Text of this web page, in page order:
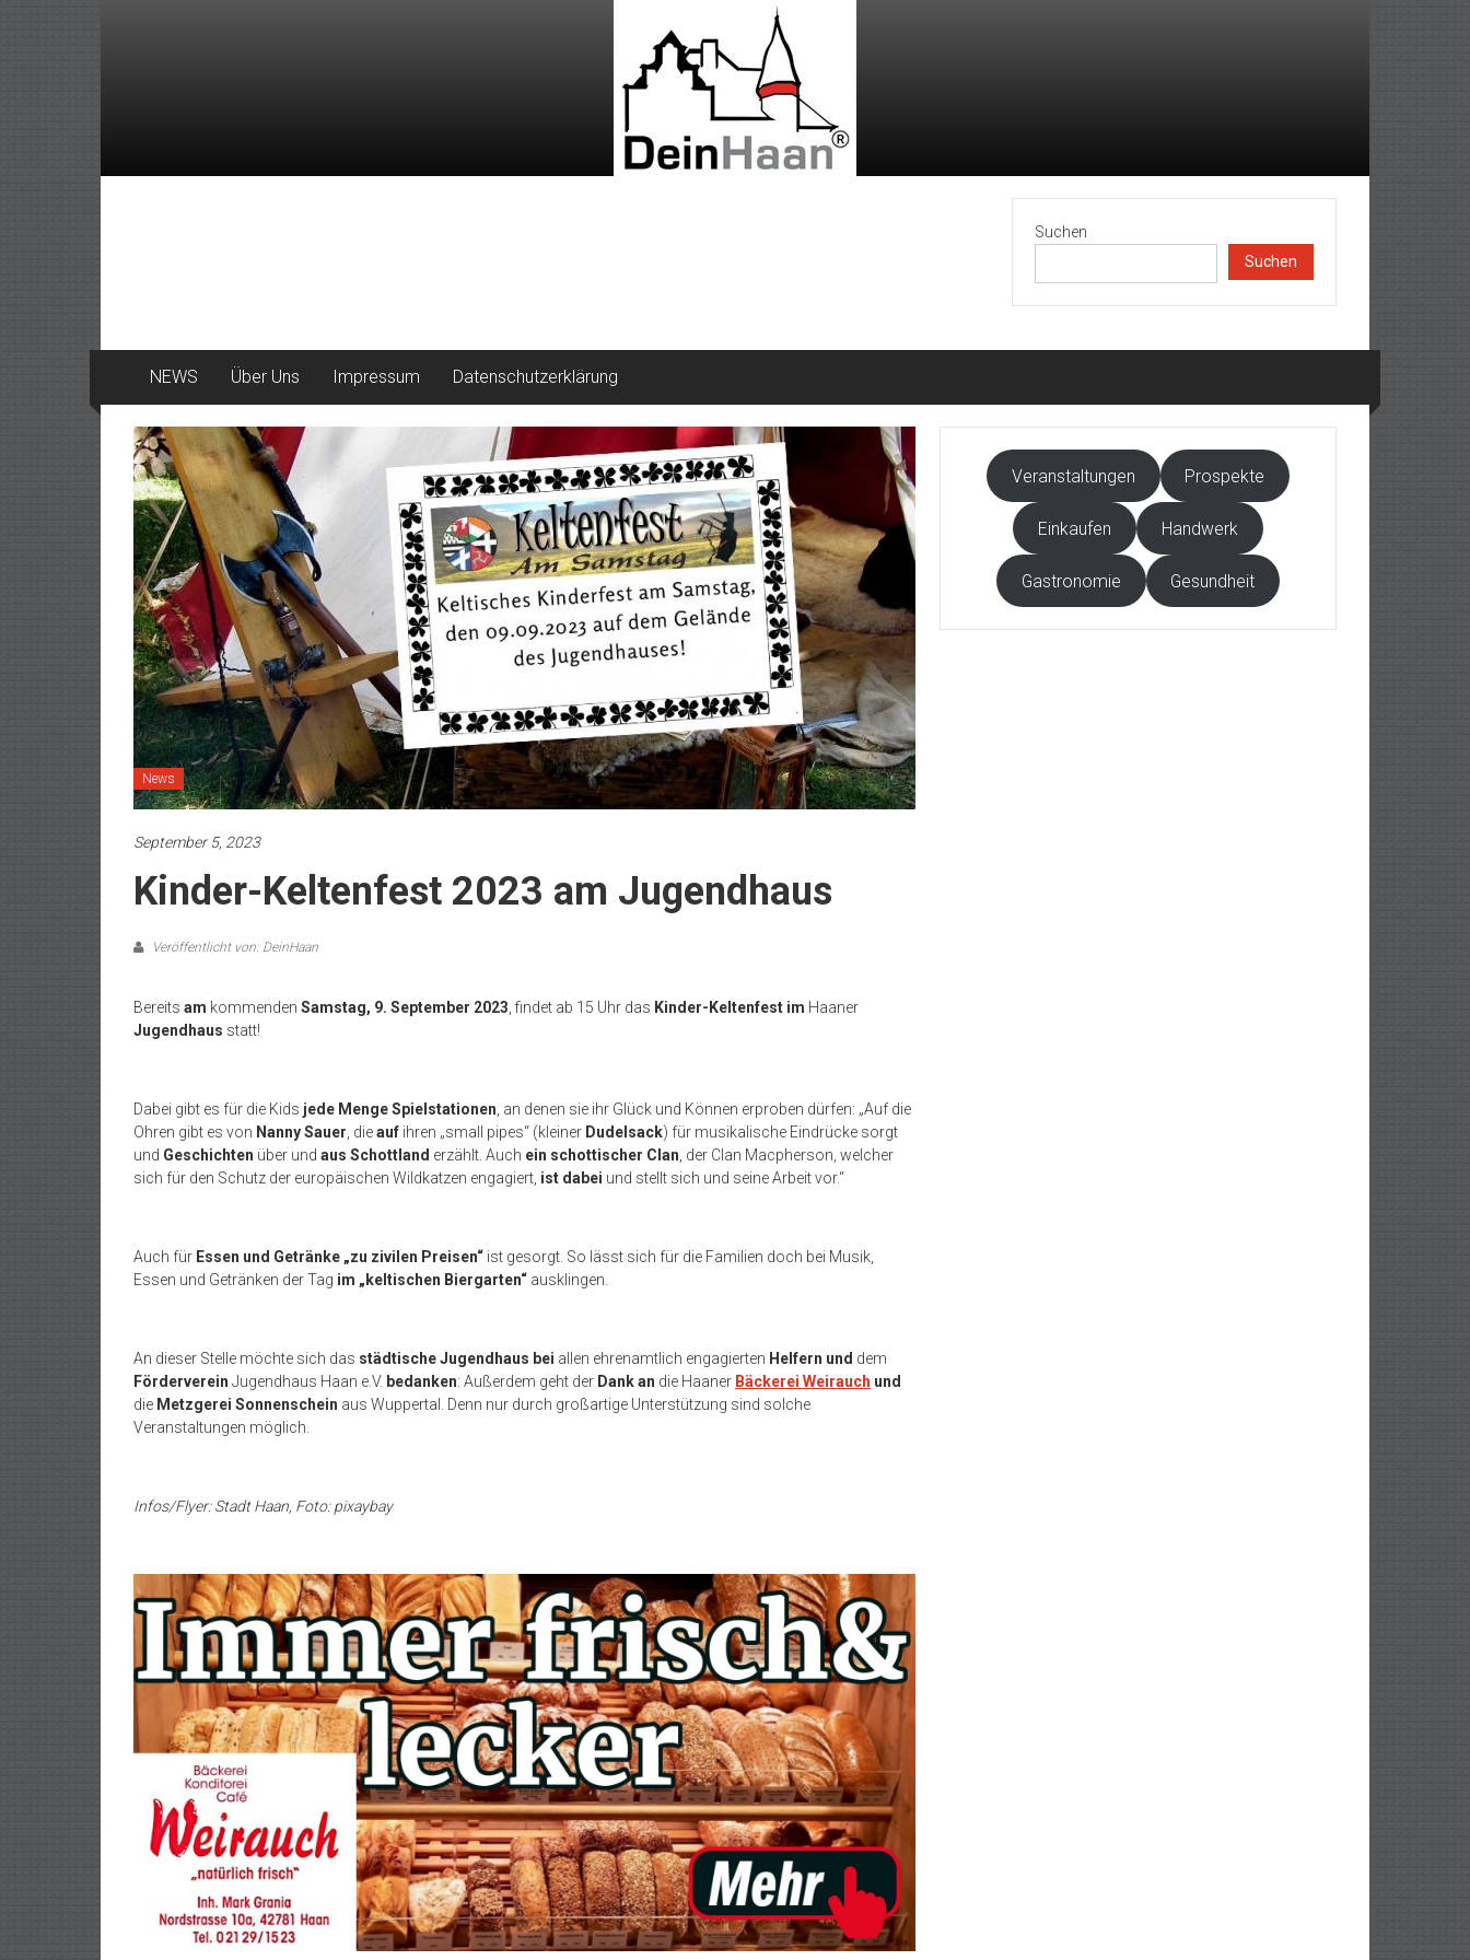
Suchen
Suchen
NEWS Über Uns Impressum Datenschutzerklärung
News
September 5, 2023
Kinder-Keltenfest 2023 am Jugendhaus
Veröffentlicht von: DeinHaan
Bereits am kommenden Samstag, 9. September 2023 , findet ab 15 Uhr das Kinder-Keltenfest im Haaner
Jugendhaus statt!
Dabei gibt es für die Kids jede Menge Spielstationen , an denen sie ihr Glück und Können erproben dürfen: „Auf die
Ohren gibt es von Nanny Sauer , dieauf ihren „small pipes“ (kleiner Dudelsack) für musikalische Eindrücke sorgt
und Geschichten über und aus Schottland erzählt. Auch ein schottischer Clan , der Clan Macpherson, welcher
sich für den Schutz der europäischen Wildkatzen engagiert, ist dabei und stellt sich und seine Arbeit vor.“
Auch für Essen und Getränke „zu zivilen Preisen“ ist gesorgt. So lässt sich für die Familien doch bei Musik,
Essen und Getränken der Tag im „keltischen Biergarten“ ausklingen.
An dieser Stelle möchte sich das städtische Jugendhaus bei allen ehrenamtlich engagierten Helfern und dem
Förderverein Jugendhaus Haan e.V. bedanken: Außerdem geht der Dank an die Haaner Bäckerei Weirauch und
die Metzgerei Sonnenschein aus Wuppertal. Denn nur durch großartige Unterstützung sind solche
Veranstaltungen möglich.
Infos/Flyer: Stadt Haan, Foto: pixaybay
Veranstaltungen Prospekte
Einkaufen Handwerk
Gastronomie Gesundheit